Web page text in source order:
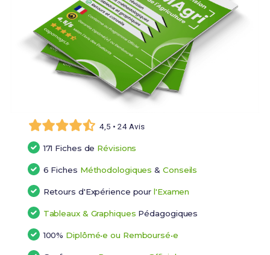
4,5 • 24 Avis
171 Fiches de Révisions
6 Fiches Méthodologiques &Conseils
Retours d'Expérience pourl'Examen
Tableaux & Graphiques Pédagogiques
100% Diplômé•e ou Remboursé•e